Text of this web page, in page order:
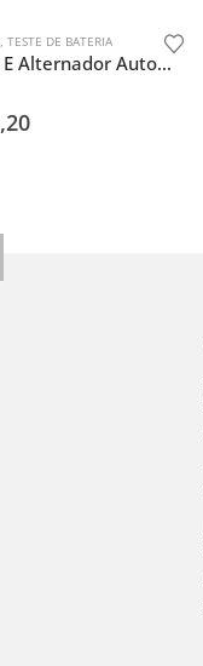
, TESTE DE BATERIA
Teste De Bateria E Alternador Automotivo Lee Tools 683050